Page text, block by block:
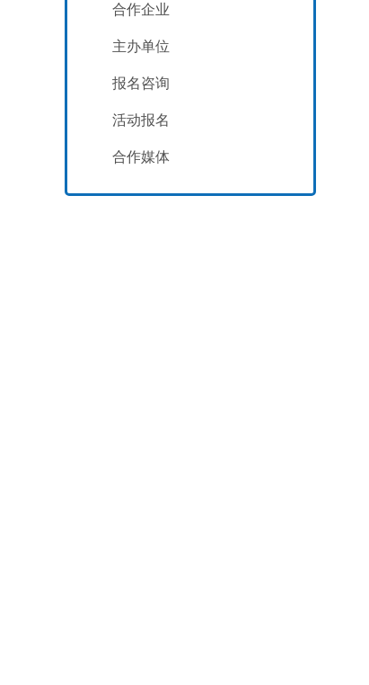
合作企业
主办单位
报名咨询
活动报名
合作媒体